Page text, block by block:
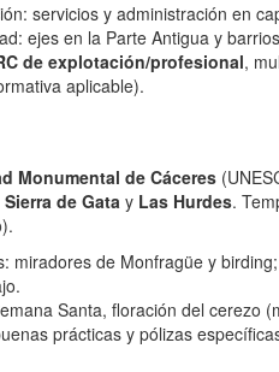
servicios y administración en
ejes en la Parte Antigua y
de explotación/profesional,
aplicable).
Monumental de Cáceres
Sierra de Gata y Las Hurdes.
miradores de Monfragüe y
Santa, floración del cerezo
prácticas y pólizas